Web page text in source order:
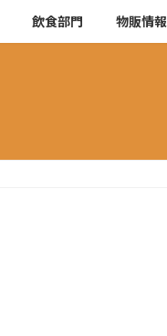
飲食部門 物販情報